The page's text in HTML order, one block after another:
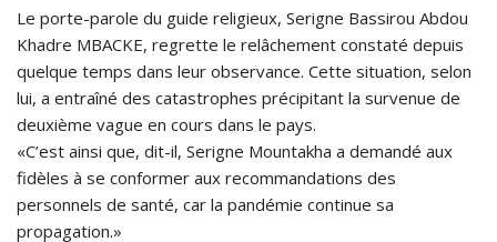
Le porte-parole du guide religieux, Serigne Bassirou Abdou
Khadre MBACKE, regrette le relâchement constaté depuis
quelque temps dans leur observance. Cette situation, selon
lui, a entraîné des catastrophes précipitant la survenue de
deuxième vague en cours dans le pays.
«C’est ainsi que, dit-il, Serigne Mountakha a demandé aux
fidèles à se conformer aux recommandations des
personnels de santé, car la pandémie continue sa
propagation.»